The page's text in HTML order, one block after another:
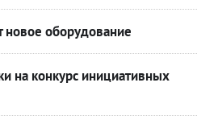
новое оборудование
на конкурс инициативных